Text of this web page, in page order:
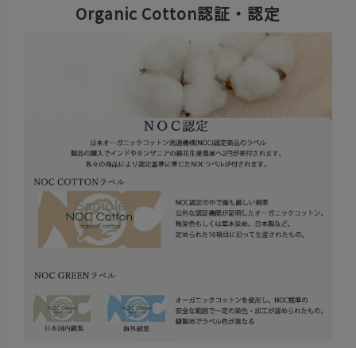
Organic Cotton認証・認定